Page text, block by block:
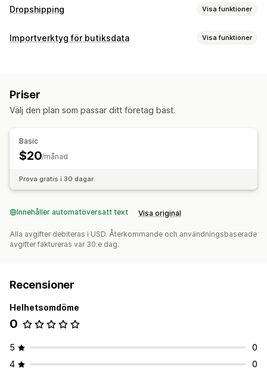
Dropshipping Visa funktioner
Vilka produkter du kan köpa in
Leksaker och spel
Husdjursprodukter Möbler
Vuxenprodukter
Kina
Importverktyg för butiksdata Visa funktioner
Priser
Välj den plan som passar ditt företag bäst.
Basic
$20/månad
Prova gratis i 30 dagar
Innehåller automatöversatt text Visa original
Alla avgifter debiteras i USD. Återkommande och användningsbaserade
avgifter faktureras var 30:e dag.
Recensioner
Helhetsomdöme
0
5
0
4
0